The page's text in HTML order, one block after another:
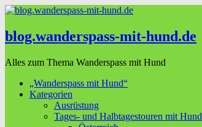
blog.wanderspass-mit-hund.de
Alles zum Thema Wanderspass mit Hund
„Wanderspass mit Hund“
Kategorien
Ausrüstung
Tages- und Halbtagestouren mit Hund